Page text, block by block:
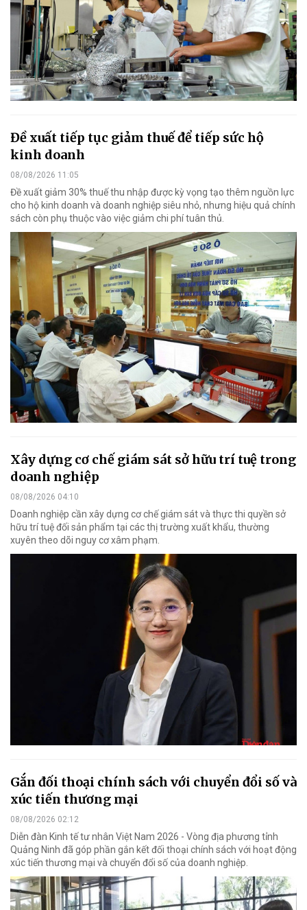
Đề xuất tiếp tục giảm thuế để tiếp sức hộ
kinh doanh
08/08/2026 11:05
Đề xuất giảm 30% thuế thu nhập được kỳ vọng tạo thêm nguồn lực
cho hộ kinh doanh và doanh nghiệp siêu nhỏ, nhưng hiệu quả chính
sách còn phụ thuộc vào việc giảm chi phí tuân thủ.
Xây dựng cơ chế giám sát sở hữu trí tuệ trong
doanh nghiệp
08/08/2026 04:10
Doanh nghiệp cần xây dựng cơ chế giám sát và thực thi quyền sở
hữu trí tuệ đối sản phẩm tại các thị trường xuất khẩu, thường
xuyên theo dõi nguy cơ xâm phạm.
Gắn đối thoại chính sách với chuyển đổi số và
xúc tiến thương mại
08/08/2026 02:12
Diễn đàn Kinh tế tư nhân Việt Nam 2026 - Vòng địa phương tỉnh
Quảng Ninh đã góp phần gắn kết đối thoại chính sách với hoạt động
xúc tiến thương mại và chuyển đổi số của doanh nghiệp.